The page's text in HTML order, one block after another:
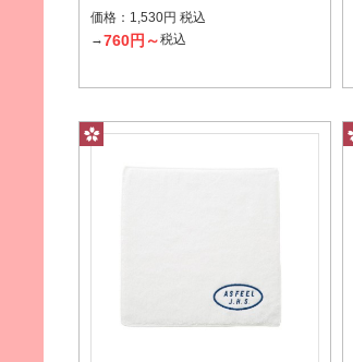
価格： 1,530円 税込
→760円～税込